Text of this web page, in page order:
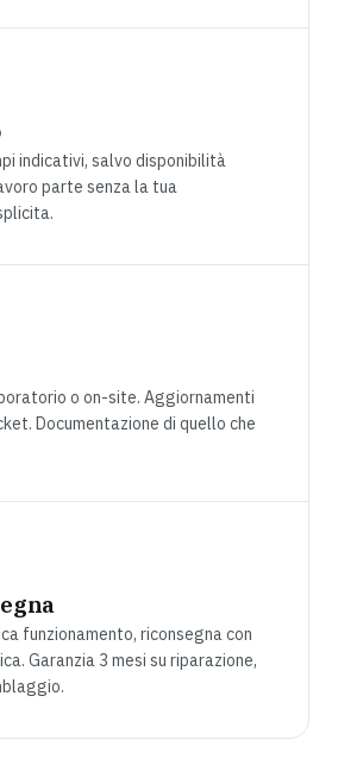
indicativi, salvo disponibilità
parte senza la tua
o on-site. Aggiornamenti
Documentazione di quello che
funzionamento, riconsegna con
Garanzia 3 mesi su riparazione,